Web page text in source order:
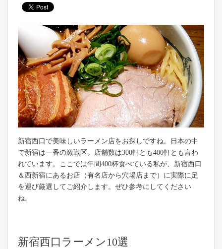
新宿西口で美味しいラーメン店をお探しですね。日本の中
で新宿は一番の激戦区。店舗数は300軒とも400軒とも言わ
れています。ここでは年間400杯食べている私が、新宿西口
＆西新宿にあるお店（有名店から穴場店まで）に実際に足
を運び厳選してご紹介します。ぜひ参考にしてください
ね。
新宿西口ラーメン10選